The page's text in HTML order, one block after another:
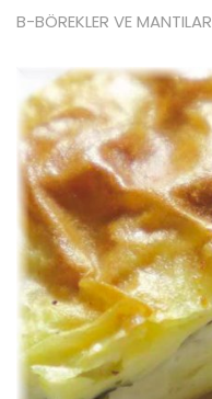
B-BÖREKLER VE MANTILAR